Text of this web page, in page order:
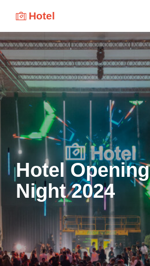
Hotel
Hotel Opening
Night 2024